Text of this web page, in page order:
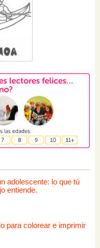
adolescente: lo que tú
entiende.
para colorear e imprimir